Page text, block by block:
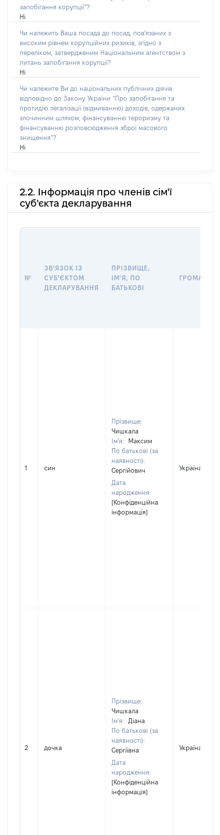
запобігання корупції”?
Ні
Чи належить Ваша посада до посад, пов'язаних з
високим рівнем корупційних ризиків, згідно з
переліком, затвердженим Національним агентством з
питань запобігання корупції?
Ні
Чи належите Ви до національних публічних діячів
відповідно до Закону України “Про запобігання та
протидію легалізації (відмиванню) доходів, одержаних
злочинним шляхом, фінансуванню тероризму та
фінансуванню розповсюдження зброї масового
знищення”?
Ні
2.2. Інформація про членів сім'ї
суб'єкта декларування
№
ЗВ'ЯЗОК ІЗ
СУБ'ЄКТОМ
ДЕКЛАРУВАННЯ
ПРІЗВИЩЕ,
ІМ'Я, ПО
БАТЬКОВІ
1 син
Прізвище:
Чишкала
Ім'я:
Максим
По батькові (за
наявності):
Сергійович
Дата
народження:
[Конфіденційна
інформація]
Україна
2 дочка
Прізвище:
Чишкала
Ім'я:
Діана
По батькові (за
наявності):
Сергіївна
Дата
народження:
[Конфіденційна
інформація]
Україна